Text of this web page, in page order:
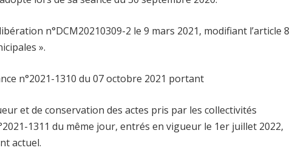
n°DCM20210309-2 le 9 mars 2021, modifiant l’article 8
».
n°2021-1310 du 07 octobre 2021 portant
et de conservation des actes pris par les collectivités
1311 du même jour, entrés en vigueur le 1er juillet 2022,
actuel.